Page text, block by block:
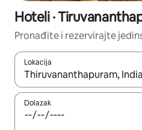
Hoteli ·
Pronađite i rezervirajte
Lokacija
Kada budu dostupni
Dolazak